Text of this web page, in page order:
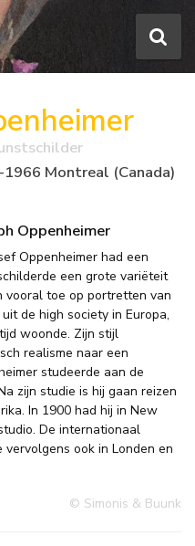
Montreal (Canada)
Oppenheimer
Oppenheimer had een
een grote variëteit
vooral toe op portretten van
de high society in Europa,
woonde. Zijn stijl
realisme naar een
studeerde aan de
zijn studie is hij gaan reizen
In 1900 had hij in New
De internationaal
ook in Londen en
© Simonis & Buunk